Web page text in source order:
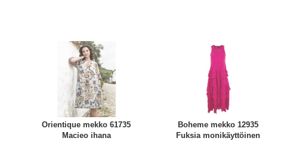
Orientique mekko 61735
Macieo ihana
Boheme mekko 12935
Fuksia monikäyttöinen